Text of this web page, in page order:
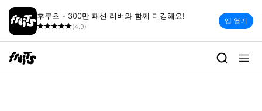
후루츠 - 300만 패션 러버와 함께 디깅해요!
(4.9)
앱 열기